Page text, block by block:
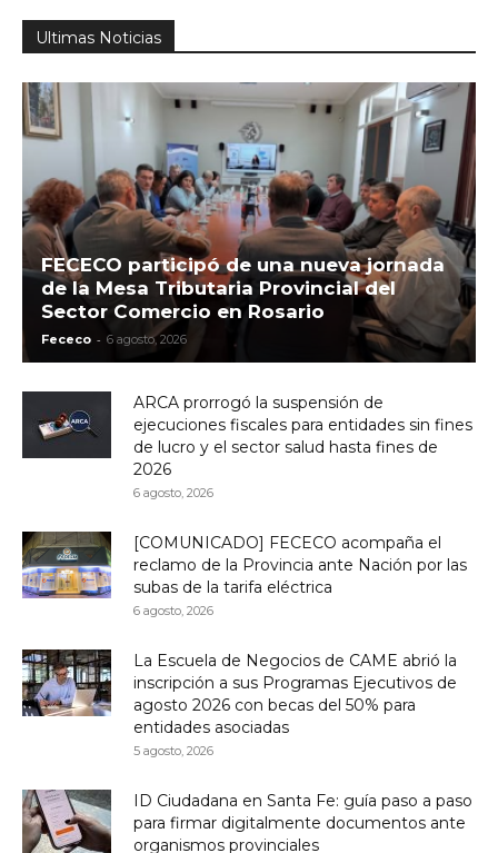
Ultimas Noticias
FECECO participó de una nueva jornada
de la Mesa Tributaria Provincial del
Sector Comercio en Rosario
Fececo - 6 agosto, 2026
ARCA prorrogó la suspensión de
ejecuciones fiscales para entidades sin fines
de lucro y el sector salud hasta fines de
2026
6 agosto, 2026
[COMUNICADO] FECECO acompaña el
reclamo de la Provincia ante Nación por las
subas de la tarifa eléctrica
6 agosto, 2026
La Escuela de Negocios de CAME abrió la
inscripción a sus Programas Ejecutivos de
agosto 2026 con becas del 50% para
entidades asociadas
5 agosto, 2026
ID Ciudadana en Santa Fe: guía paso a paso
para firmar digitalmente documentos ante
organismos provinciales